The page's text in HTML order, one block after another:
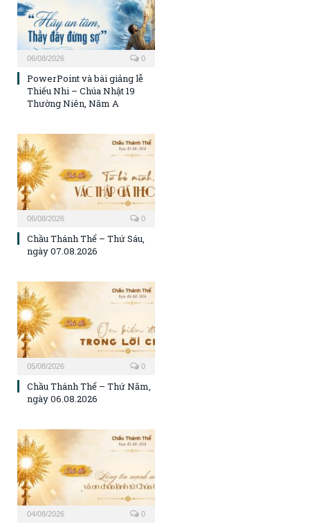
06/08/2026 0
PowerPoint và bài giảng lễ
Thiếu Nhi – Chúa Nhật 19
Thường Niên, Năm A
06/08/2026 0
Chầu Thánh Thể – Thứ Sáu,
ngày 07.08.2026
05/08/2026 0
Chầu Thánh Thể – Thứ Năm,
ngày 06.08.2026
04/08/2026 0